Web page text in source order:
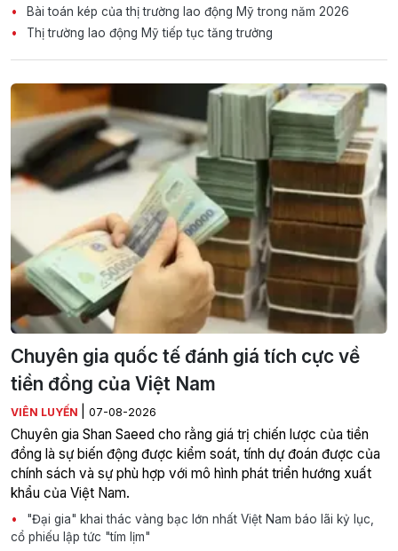
Bài toán kép của thị trường lao động Mỹ trong năm 2026
Thị trường lao động Mỹ tiếp tục tăng trưởng
Chuyên gia quốc tế đánh giá tích cực về
tiền đồng của Việt Nam
VIÊN LUYẾN 07-08-2026
Chuyên gia Shan Saeed cho rằng giá trị chiến lược của tiền
đồng là sự biến động được kiểm soát, tính dự đoán được của
chính sách và sự phù hợp với mô hình phát triển hướng xuất
khẩu của Việt Nam.
"Đại gia" khai thác vàng bạc lớn nhất Việt Nam báo lãi kỷ lục,
cổ phiếu lập tức "tím lịm"